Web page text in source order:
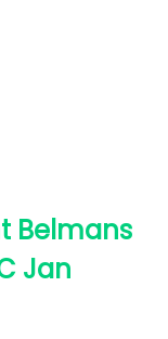
Belmans
Jan